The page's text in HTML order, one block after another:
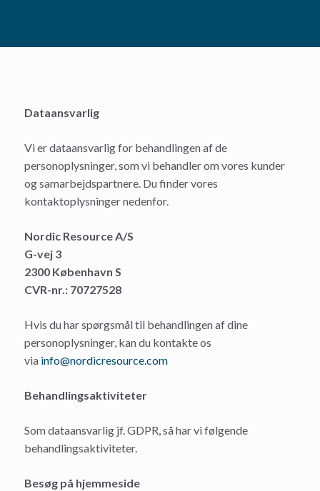
Dataansvarlig
Vi er dataansvarlig for behandlingen af de
personoplysninger, som vi behandler om vores kunder
og samarbejdspartnere. Du finder vores
kontaktoplysninger nedenfor.
Nordic Resource A/S
G-vej 3
2300 København S
CVR-nr.: 70727528
Hvis du har spørgsmål til behandlingen af dine
personoplysninger, kan du kontakte os
via info@nordicresource.com
Behandlingsaktiviteter
Som dataansvarlig jf. GDPR, så har vi følgende
behandlingsaktiviteter.
Besøg på hjemmeside